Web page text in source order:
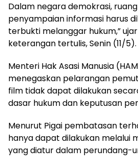
Dalam negara demokrasi,
penyampaian informasi harus
terbukti melanggar hukum,”
keterangan tertulis, Senin (11/5).
Menteri Hak Asasi Manusia
menegaskan pelarangan
film tidak dapat dilakukan
dasar hukum dan keputusan
Menurut Pigai pembatasan
hanya dapat dilakukan melalui
yang diatur dalam perundang-